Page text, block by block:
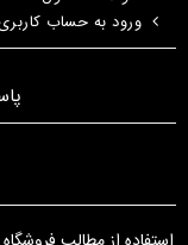
ورود به حساب